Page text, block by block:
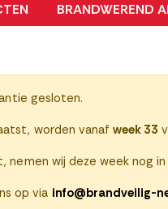
BRANDWEREND
gesloten.
worden vanaf week 33
nemen wij deze week nog in
op via info@brandveilig-